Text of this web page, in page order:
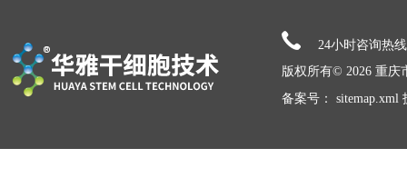
24小时咨询热
版权所有© 2026 重庆
备案号：
sitemap.xml